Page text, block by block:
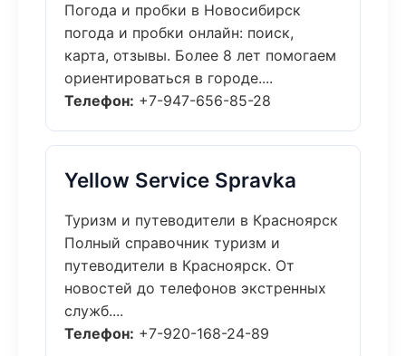
Погода и пробки в Новосибирск
погода и пробки онлайн: поиск,
карта, отзывы. Более 8 лет помогаем
ориентироваться в городе....
Телефон: +7-947-656-85-28
Yellow Service Spravka
Туризм и путеводители в Красноярск
Полный справочник туризм и
путеводители в Красноярск. От
новостей до телефонов экстренных
служб....
Телефон: +7-920-168-24-89